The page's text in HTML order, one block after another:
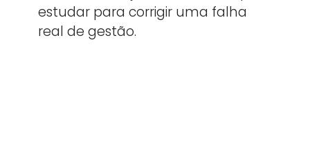
estudar para corrigir uma falha
real de gestão.